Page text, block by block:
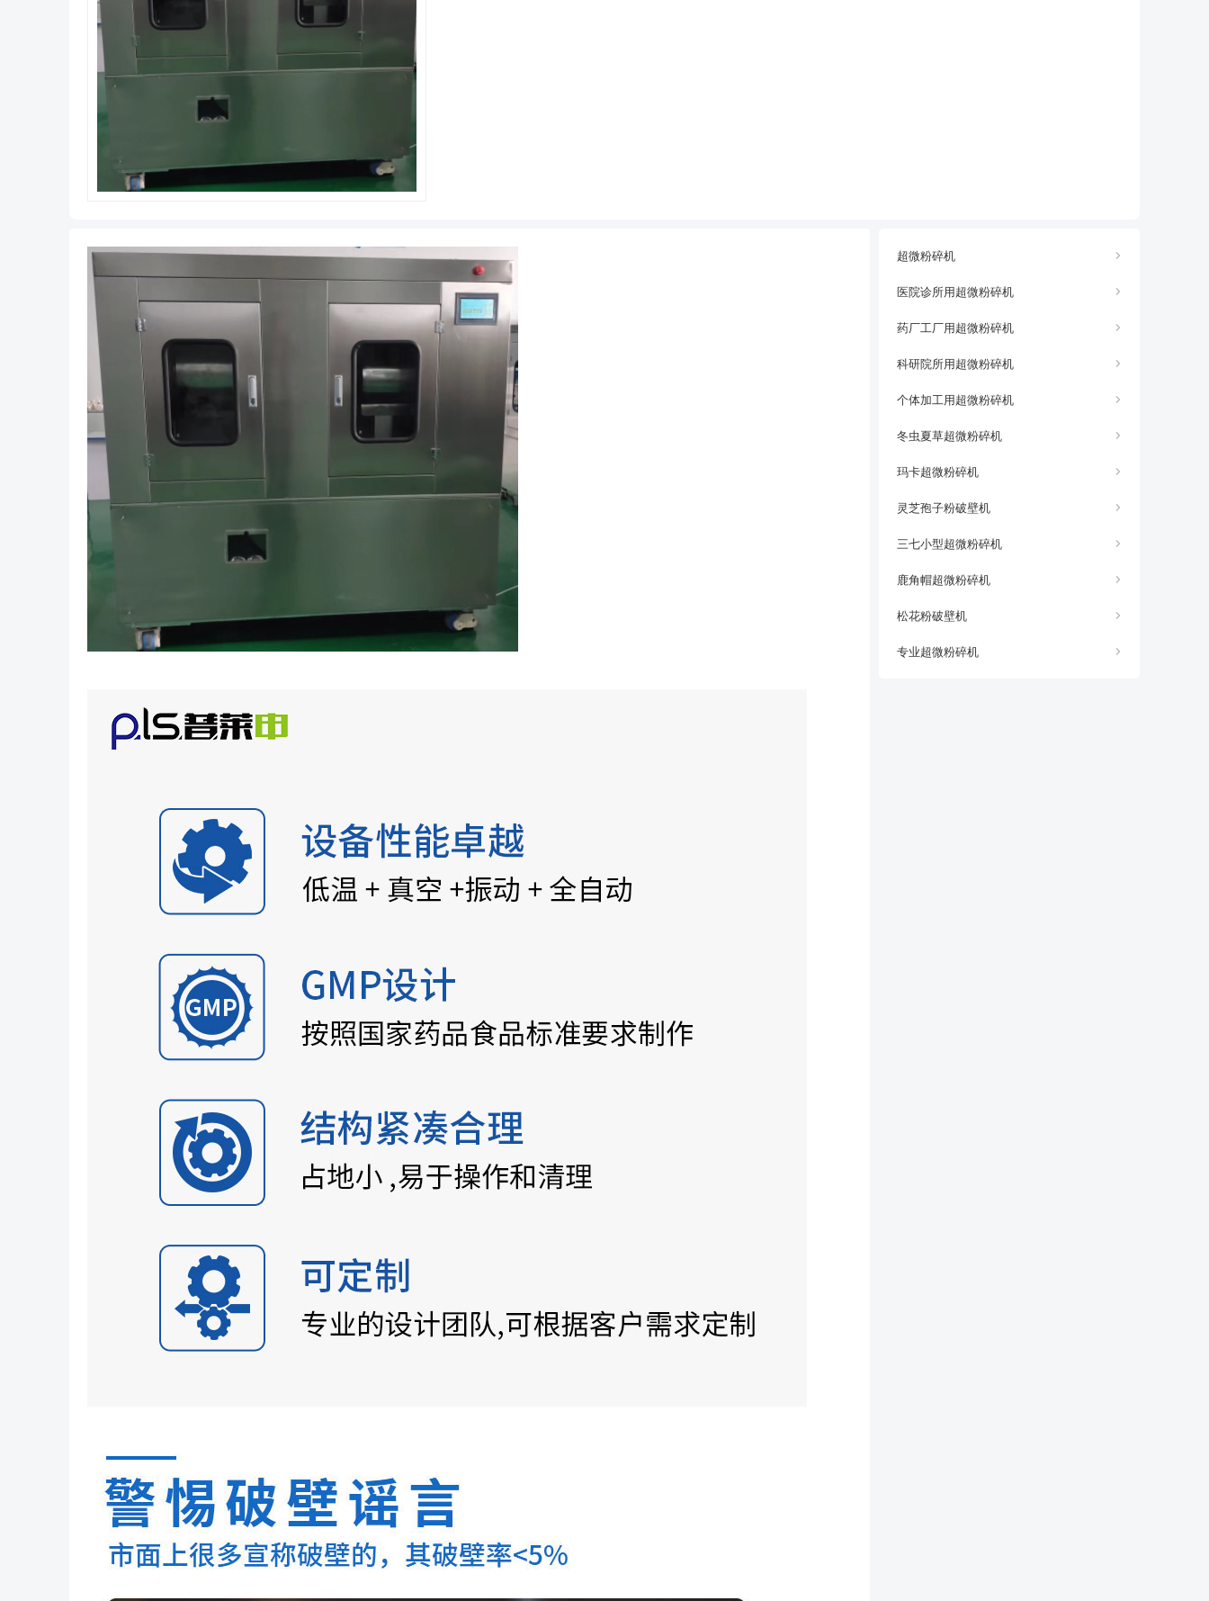
超微粉碎机
医院诊所用超微粉碎机
药厂工厂用超微粉碎机
科研院所用超微粉碎机
个体加工用超微粉碎机
冬虫夏草超微粉碎机
玛卡超微粉碎机
灵芝孢子粉破壁机
三七小型超微粉碎机
鹿角帽超微粉碎机
松花粉破壁机
专业超微粉碎机